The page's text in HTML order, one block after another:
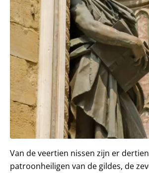
Van de veertien nissen zijn er
patroonheiligen van de gildes, de